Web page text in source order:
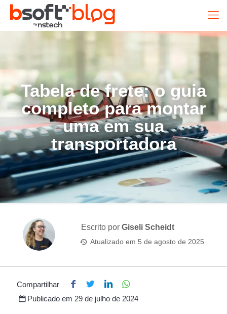
Tabela de frete: o guia
completo para montar
uma em sua
transportadora
Escrito por Giseli Scheidt
Atualizado em 5 de agosto de 2025
Compartilhar
Publicado em 29 de julho de 2024